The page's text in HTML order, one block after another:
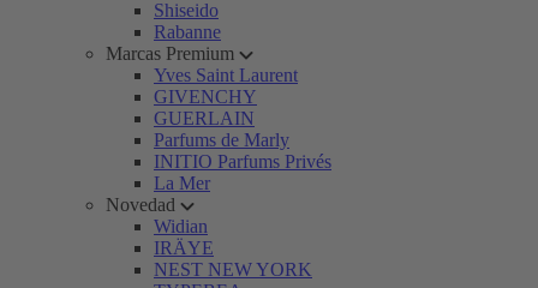
Shiseido
Rabanne
Marcas Premium
Yves Saint Laurent
GIVENCHY
GUERLAIN
Parfums de Marly
INITIO Parfums Privés
La Mer
Novedad
Widian
IRÄYE
NEST NEW YORK